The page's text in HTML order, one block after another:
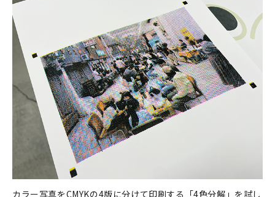
カラー写真をCMYKの4版に分けて印刷する「4色分解」を試し